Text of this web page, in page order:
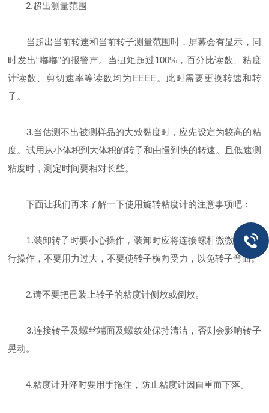
2.超出测量范围
当超出当前转速和当前转子测量范围时，屏幕会有显示，同
时发出“嘟嘟”的报警声。当扭矩超过100%，百分比读数、粘度
计读数、剪切速率等读数均为EEEE。此时需要更换转速和转
子。
3.当估测不出被测样品的大致黏度时，应先设定为较高的粘
度。试用从小体积到大体积的转子和由慢到快的转速。且低速测
粘度时，测定时间要相对长些。
下面让我们再来了解一下使用旋转粘度计的注意事项吧：
1.装卸转子时要小心操作，装卸时应将连接螺杆微微抬起进
行操作，不要用力过大，不要使转子横向受力，以免转子弯曲。
2.请不要把已装上转子的粘度计侧放或倒放。
3.连接转子及螺丝端面及螺纹处保持清洁，否则会影响转子
晃动。
4.粘度计升降时要用手拖住，防止粘度计因自重而下落。